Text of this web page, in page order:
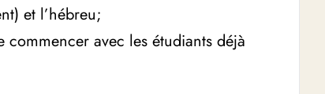
et l’hébreu;
avec les étudiants déjà